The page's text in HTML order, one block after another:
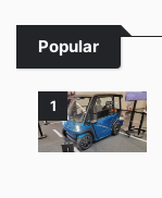
Popular
1